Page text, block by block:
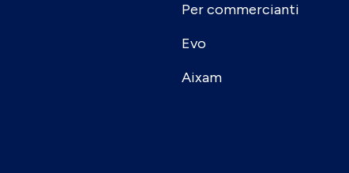
Per commercianti
Evo
Aixam